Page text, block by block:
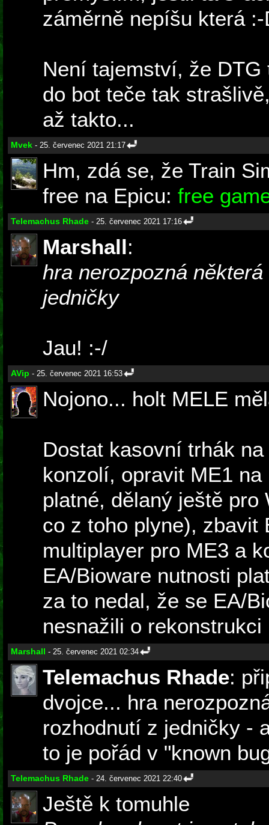
záměrně nepíšu která
Není tajemství, že
do bot teče tak
až takto...
Mvek - 25. červenec 2021 21:17
Hm, zdá se, že Train
free na Epicu: free
Telemachus Rhade - 25. červenec 2021 17:16
Marshall:
hra nerozpozná
jedničky
Jau! :-/
AVip - 25. červenec 2021 16:53
Nojono... holt MELE
Dostat kasovní trhák
konzolí, opravit ME1
platné, dělaný ještě pro
co z toho plyne), zbavit
multiplayer pro ME3 a
EA/Bioware nutnosti
za to nedal, že se EA/
nesnažili o
Marshall - 25. červenec 2021 02:34
Telemachus Rhade:
dvojce... hra
rozhodnutí z jedničky -
to je pořád v "known
Telemachus Rhade - 24. červenec 2021 22:40
Ještě k tomuhle